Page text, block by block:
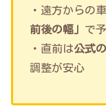
・遠方からの
前後の幅」 で
・直前は公式
調整が安心